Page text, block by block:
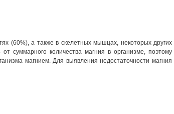
(60%), а также в скелетных мышцах, некоторых других
суммарного количества магния в организме, поэтому
магнием. Для выявления недостаточности магния